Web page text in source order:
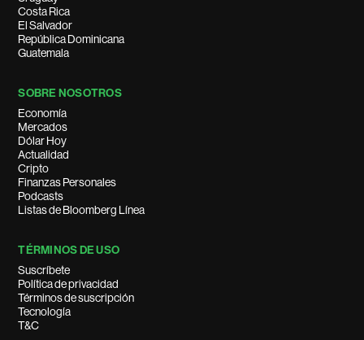
Costa Rica
El Salvador
República Dominicana
Guatemala
SOBRE NOSOTROS
Economía
Mercados
Dólar Hoy
Actualidad
Cripto
Finanzas Personales
Podcasts
Listas de Bloomberg Línea
TÉRMINOS DE USO
Suscríbete
Política de privacidad
Términos de suscripción
Tecnología
T&C